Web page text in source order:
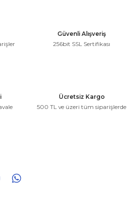
Güvenli Alışveriş
256bit SSL Sertifikası
Ücretsiz Kargo
500 TL ve üzeri tüm siparişlerde